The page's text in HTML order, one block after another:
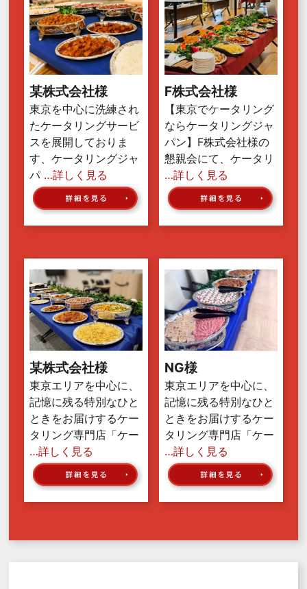
某株式会社様
東京を中心に洗練され
たケータリングサービ
スを展開しておりま
す、ケータリングジャ
パ …詳しく見る
F株式会社様
【東京でケータリング
ならケータリングジャ
パン】F株式会社様の
懇親会にて、ケータリ
…詳しく見る
某株式会社様
東京エリアを中心に、
記憶に残る特別なひと
ときをお届けするケー
タリング専門店「ケー
…詳しく見る
NG様
東京エリアを中心に、
記憶に残る特別なひと
ときをお届けするケー
タリング専門店「ケー
…詳しく見る